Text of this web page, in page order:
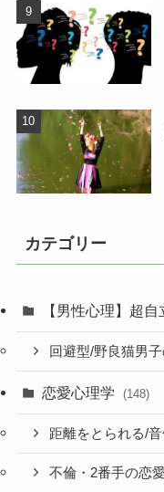
カテゴリー
【男性心理】超
回避型/野良猫男
恋愛心理学 (148)
距離をとられる/
不倫・2番手の恋